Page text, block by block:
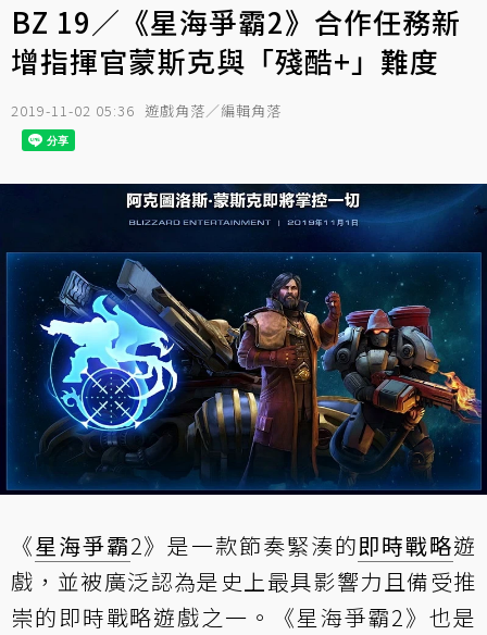
BZ 19／《星海爭霸2》合作任務新
增指揮官蒙斯克與「殘酷+」難度
2019-11-02 05:36 遊戲角落／編輯角落
《星海爭霸2》是一款節奏緊湊的即時戰略遊
戲，並被廣泛認為是史上最具影響力且備受推
崇的即時戰略遊戲之一。《星海爭霸2》也是